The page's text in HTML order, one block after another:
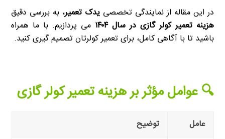
در این مقاله از نمایندگی تخصصی یدک تعمیر، به بررسی دقیق
هزینه تعمیر کولر گازی در سال ۱۴۰۴
می پردازیم. با ما همراه
باشید تا با آگاهی کامل، برای تعمیر کولرتان تصمیم گیری کنید.
🔍 عوامل مؤثر بر هزینه تعمیر کولر گازی
عامل
توضیح